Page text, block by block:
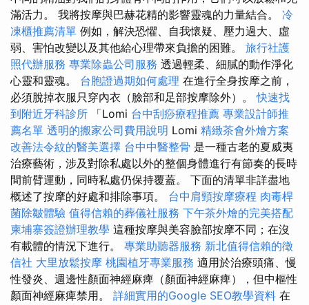
滿活力。 我將按摩與巴赫花精的影響靈魂的力量結合。 冷
凍櫃推薦清單 例如，解決恐懼、自我懷疑、壓力過大、虛
弱、害怕改變以及其他給心理帶來負擔的困難。 旅行社護
照代辦服務 專業除蟲公司服務 透過輕柔、細膩的動作淨化
心靈和靈魂。 台胞證過期如何處理 在進行全身按摩之前，
必須脫掉衣服只穿內衣（臉部和足部按摩除外）。快速找
到附近牙科診所 「Lomi 台中刮痧療程推薦 專業設計師推
薦名單 透明的搬家公司費用說明 Lomi 精緻茶會外燴方案
改善法令紋的醫美選擇 台中中醫整骨 是一種古老的夏威夷
治療藝術，涉及對除私處以外的整個身體進行有節奏的長時
間前臂運動，同時私處仍保持覆蓋。 下面的清單非詳盡地
概述了按摩的好處和排除事項。 台中肩頸按摩療程 肉毒桿
菌除皺體驗 值得信賴的葬儀社服務 下午茶外燴的完美搭配
柬埔寨簽證辦理教學 這種按摩與美容臉部按摩不同；在沒
有載體的情況下進行。 專業助聽器服務 新北值得信賴的徵
信社 大里放鬆按摩 桃園植牙專業服務 適用於治療頭痛、慢
性發炎、週邊性顏面神經麻痺（顏面神經麻痺），但中樞性
顏面神經麻痺禁用。 詳細實用的Google SEO教學資料 在